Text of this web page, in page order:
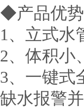
◆产品优势
1、立式水
2、体积小
3、一键式
缺水报警